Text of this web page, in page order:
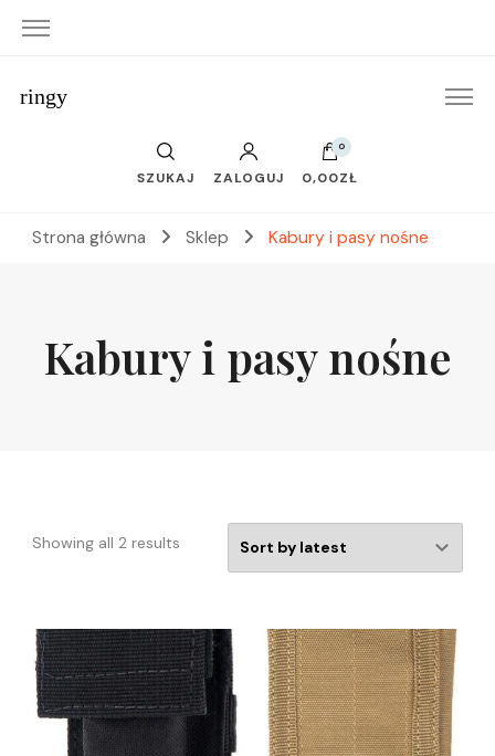
ringy
SZUKAJ ZALOGUJ
0
0,00ZŁ
Strona główna Sklep Kabury i pasy nośne
Kabury i pasy nośne
Showing all 2 results